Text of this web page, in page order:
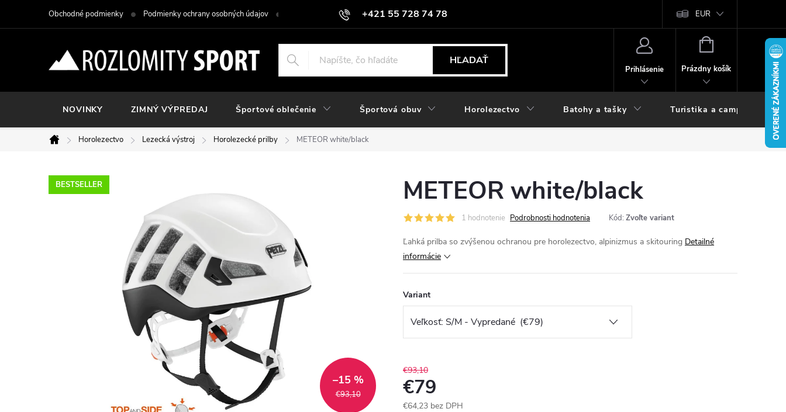
+421 55 728 74 78
objednavky@rozlomitysport.sk
Obchodné podmienky Podmienky ochrany osobných údajov Kontakt Hodnotenie obchodu EUR
HĽADAŤ
Prihlásenie
NÁKUPNÝ
Prázdny košík
NOVINKY ZIMNÝ VÝPREDAJ Športové oblečenie Športová obuv Horolezectvo Batohy a tašky Turistika a camping
Domov
Horolezectvo Lezecká výstroj Horolezecké prilby METEOR white/black
BESTSELLER
€93,10
–15 %
METEOR white/black
1 hodnotenie Podrobnosti hodnotenia Kód: Zvoľte variant
Ľahká prilba so zvýšenou ochranou pre horolezectvo, alpinizmus a skitouring Detailné
informácie
Variant
€93,10
€79
€64,23 bez DPH